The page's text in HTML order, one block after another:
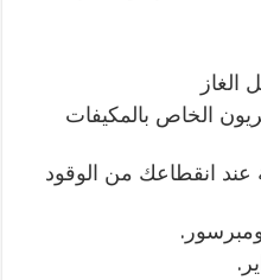
الغاز
الخاص بالمكيفات
عند انقطاعك من الوقود